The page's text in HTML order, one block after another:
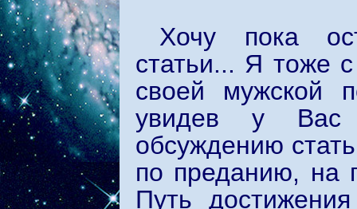
Хочу пока
статьи... Я тоже
своей мужской
увидев у Вас
обсуждению
по преданию, на
Путь